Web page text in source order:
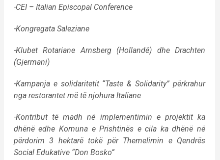
-CEI – Italian Episcopal Conference
-Kongregata Saleziane
-Klubet Rotariane Arnsberg (Hollandë) dhe Drachten
(Gjermani)
-Kampanja e solidaritetit “Taste & Solidarity” përkrahur
nga restorantet më të njohura Italiane
-Kontribut të madh në implementimin e projektit ka
dhënë edhe Komuna e Prishtinës e cila ka dhënë në
përdorim 3 hektarë tokë për Themelimin e Qendrës
Social Edukative “Don Bosko”